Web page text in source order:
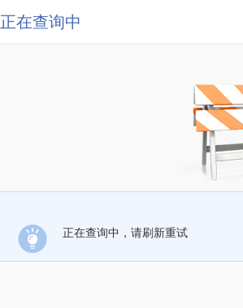
正在查询中
正在查询中，请刷新重试